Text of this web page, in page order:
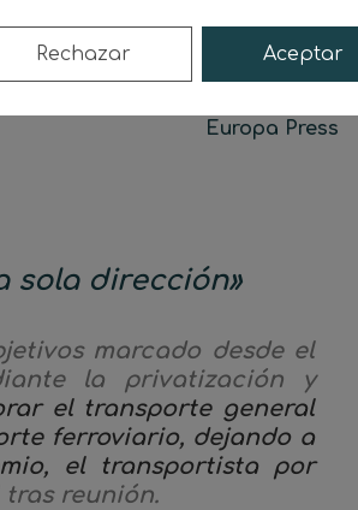
para que
de todos los modos de
Europa Press
sola dirección»
marcado desde el
la privatización y
el transporte general
ferroviario, dejando a
el transportista por
reunión.
Aceptar
Rechazar